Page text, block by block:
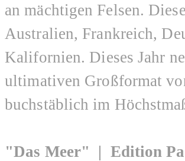
an mächtigen Felsen.
Australien, Frankreich,
Kalifornien. Dieses Jahr
ultimativen Großformat
buchstäblich im
"Das Meer" | Edition